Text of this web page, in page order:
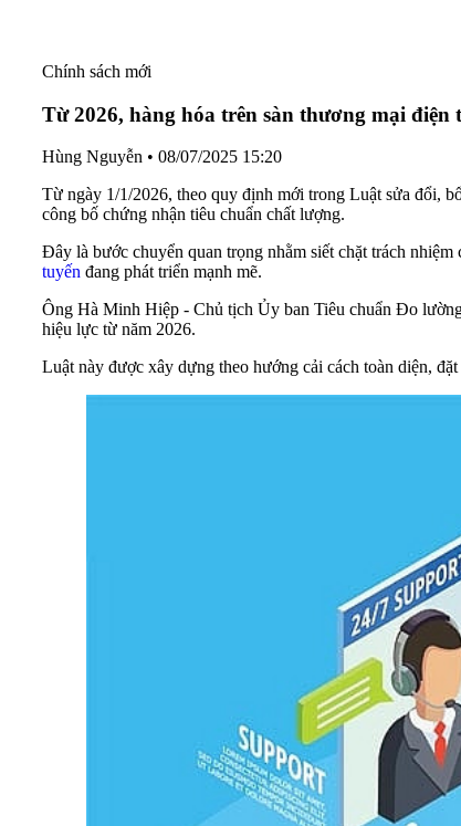
Chính sách mới
Từ 2026, hàng hóa trên sàn thương mại
Hùng Nguyễn • 08/07/2025 15:20
Từ ngày 1/1/2026, theo quy định mới trong Luật sửa đổi,
công bố chứng nhận tiêu chuẩn chất lượng.
Đây là bước chuyển quan trọng nhằm siết chặt trách
tuyến đang phát triển mạnh mẽ.
Ông Hà Minh Hiệp - Chủ tịch Ủy ban Tiêu chuẩn Đo
hiệu lực từ năm 2026.
Luật này được xây dựng theo hướng cải cách toàn diện,